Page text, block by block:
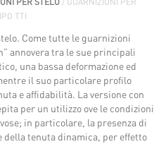
PER STELO/ GUARNIZIONI PER
TTI
Come tutte le guarnizioni
annovera tra le sue principali
una bassa deformazione ed
il suo particolare profilo
e affidabilità. La versione con
per un utilizzo ove le condizioni
in particolare, la presenza di
della tenuta dinamica, per effetto